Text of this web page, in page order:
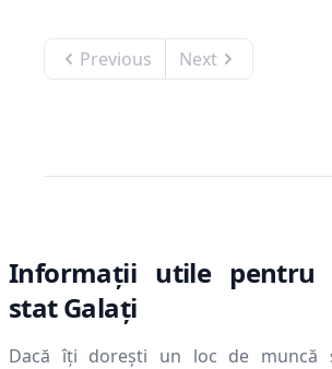
Previous Next
Informații utile pentru
statGalaţi
Dacă îți dorești un loc de muncă